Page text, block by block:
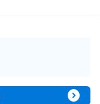
expand_circle_right